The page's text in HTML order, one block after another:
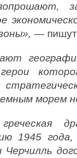
— пишут
герои
морем
греческая
1945
Черчилль